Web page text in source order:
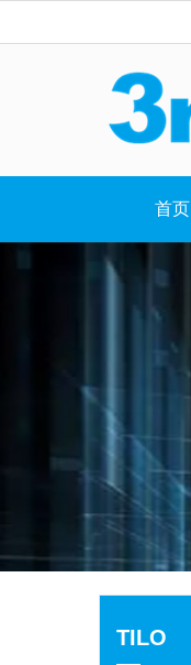
首页
TILO